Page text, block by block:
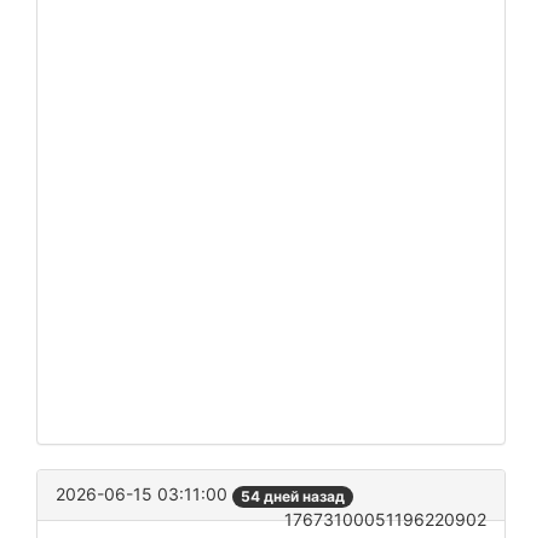
2026-06-15 03:11:00 54 дней назад
17673100051196220902